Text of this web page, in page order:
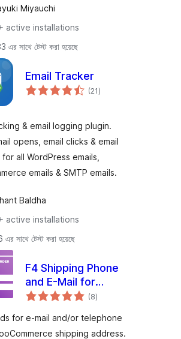
Miyauchi
active installations
এর সাথে টেস্ট করা হয়েছে
Email Tracker
(21total
ratings
)
& email logging plugin.
opens, email clicks & email
all WordPress emails,
emails & SMTP emails.
Baldha
active installations
সাথে টেস্ট করা হয়েছে
F4 Shipping Phone
and E-Mail for
WooCommerce
(8total
ratings
)
for e-mail and/or telephone
shipping address.